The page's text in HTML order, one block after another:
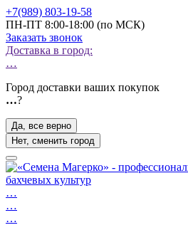
+7(989) 803-19-58
ПН-ПТ 8:00-18:00 (по МСК)
Заказать звонок
Доставка в город:
…
Город доставки ваших покупок
…?
Да, все верно
Нет, сменить город
…
…
…